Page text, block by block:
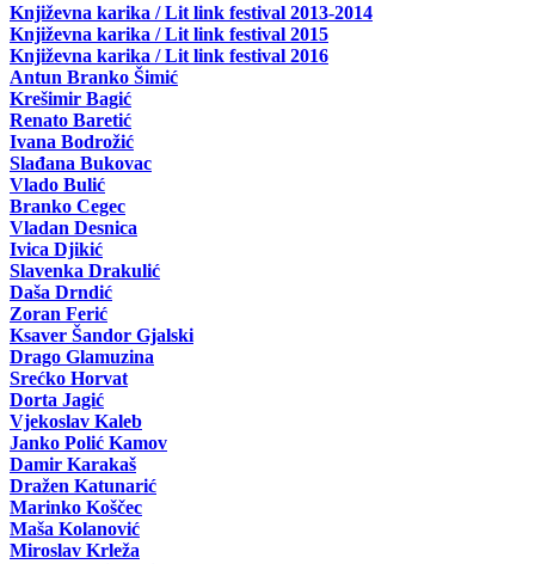
Književna karika / Lit link festival 2013-2014
Književna karika / Lit link festival 2015
Književna karika / Lit link festival 2016
Antun Branko Šimić
Krešimir Bagić
Renato Baretić
Ivana Bodrožić
Slađana Bukovac
Vlado Bulić
Branko Cegec
Vladan Desnica
Ivica Djikić
Slavenka Drakulić
Daša Drndić
Zoran Ferić
Ksaver Šandor Gjalski
Drago Glamuzina
Srećko Horvat
Dorta Jagić
Vjekoslav Kaleb
Janko Polić Kamov
Damir Karakaš
Dražen Katunarić
Marinko Koščec
Maša Kolanović
Miroslav Krleža